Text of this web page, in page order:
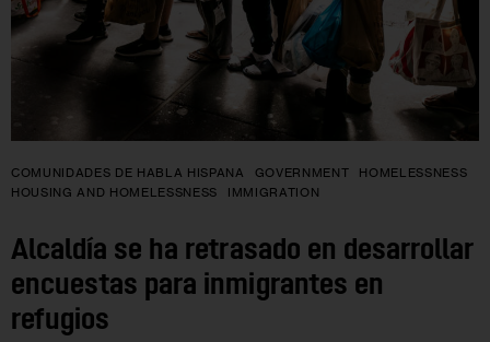
COMUNIDADES DE HABLA HISPANA GOVERNMENT
HOMELESSNESS
HOUSING AND HOMELESSNESS
IMMIGRATION
Alcaldía se ha retrasado en desarrollar
encuestas para inmigrantes en
refugios